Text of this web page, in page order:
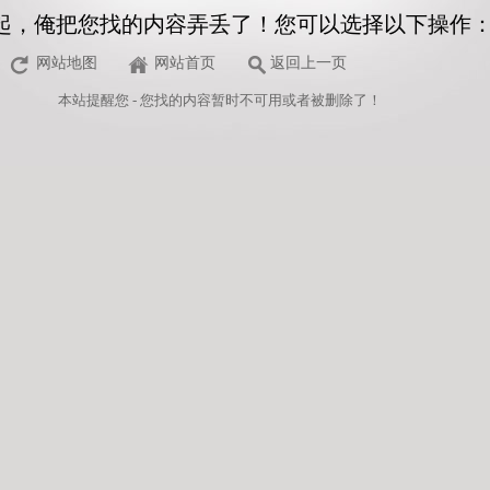
，俺把您找的内容弄丢了！您可以选择以下操作
网站地图 网站首页 返回上一页
本站提醒您 - 您找的内容暂时不可用或者被删除了！